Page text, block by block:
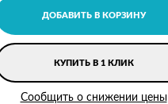
ДОБАВИТЬ В КОРЗИНУ
КУПИТЬ В 1 КЛИК
Сообщить о снижении цены